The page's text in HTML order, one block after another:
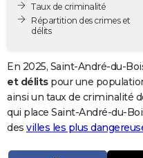
BONS PLANS
Carte de Noël
Carte Bonne année
Carte Saint-Valentin
Carte Pâques
Carte d'anniversaire
DICTIONNAIRE
Dictionnaire
Biographies
Citations
Expressions
Proverbes
PROGRAMME TV
COPAINS D'AVANT
S'inscrire
Se connecter
Lycées
Collèges
Primaires
Universités
Entreprises
Service militaire
Avis de recherche
AVIS DE DÉCÈS
Taux de criminalité
Répartition des crimes et
délits
En 2025, Saint-André-du-
et délitspour une
ainsi un taux de criminalité
qui place Saint-André-du-
des villes les plus